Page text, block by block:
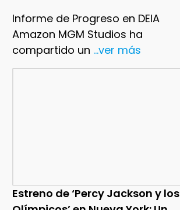
Informe de Progreso en DEIA
Amazon MGM Studios ha
compartido un ...ver más
Estreno de ‘Percy Jackson y los